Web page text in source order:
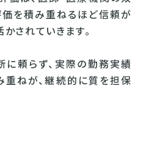
価を積み重ねるほど信頼が
されていきます。
に頼らず、実際の勤務実績
重ねが、継続的に質を担保